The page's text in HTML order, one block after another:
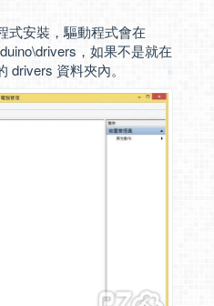
式安裝，驅動程式會在
，如果不是就在
drivers 資料夾內。